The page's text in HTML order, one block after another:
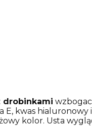
drobinkami
kwas hialuronowy
kolor. Usta